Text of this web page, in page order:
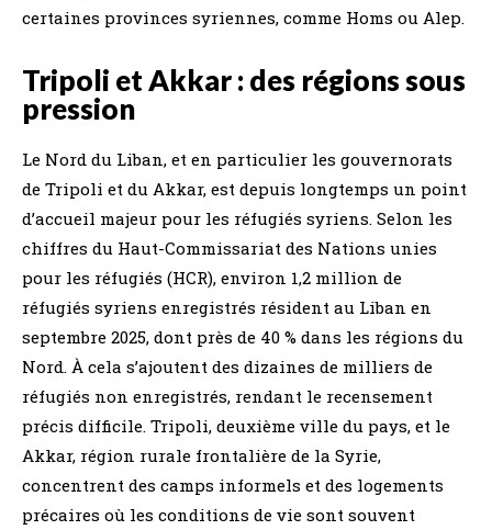
certaines provinces syriennes, comme Homs ou Alep.
Tripoli et Akkar : des régions sous
pression
Le Nord du Liban, et en particulier les gouvernorats
de Tripoli et du Akkar, est depuis longtemps un point
d’accueil majeur pour les réfugiés syriens. Selon les
chiffres du Haut-Commissariat des Nations unies
pour les réfugiés (HCR), environ 1,2 million de
réfugiés syriens enregistrés résident au Liban en
septembre 2025, dont près de 40 % dans les régions du
Nord. À cela s’ajoutent des dizaines de milliers de
réfugiés non enregistrés, rendant le recensement
précis difficile. Tripoli, deuxième ville du pays, et le
Akkar, région rurale frontalière de la Syrie,
concentrent des camps informels et des logements
précaires où les conditions de vie sont souvent